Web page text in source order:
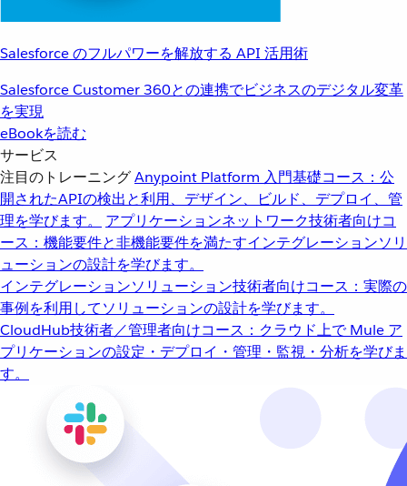
Salesforce のフルパワーを解放する API 活用術
Salesforce Customer 360との連携でビジネスのデジタル変革
を実現
eBookを読む
サービス
注目のトレーニングAnypoint Platform 入門基礎コース：公
開されたAPIの検出と利用、デザイン、ビルド、デプロイ、管
理を学びます。
アプリケーションネットワーク技術者向けコ
ース：機能要件と非機能要件を満たすインテグレーションソリ
ューションの設計を学びます。
インテグレーションソリューション技術者向けコース：実際の
事例を利用してソリューションの設計を学びます。
CloudHub技術者／管理者向けコース：クラウド上で Mule ア
プリケーションの設定・デプロイ・管理・監視・分析を学びま
す。